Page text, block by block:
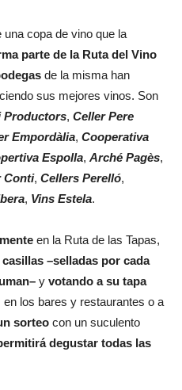
copa de vino que la
parte de la Ruta del Vino
de la misma han
sus mejores vinos. Son
Productors, Celler Pere
Empordàlia, Cooperativa
Espolla, Arché Pagès,
Conti, Cellers Perelló,
, Vins Estela.
en la Ruta de las Tapas,
–selladas por cada
y votando a su tapa
los bares y restaurantes o a
sorteo con un suculento
degustar todas las